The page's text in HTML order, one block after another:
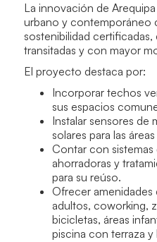
La innovación de
urbano y contemporáneo
sostenibilidad certificadas,
transitadas y con mayor
El proyecto destaca por:
Incorporar techos
sus espacios
Instalar sensores de
solares para las
Contar con sistemas
ahorradoras y
para su reúso.
Ofrecer
adultos, coworking,
bicicletas, áreas
piscina con terraza y